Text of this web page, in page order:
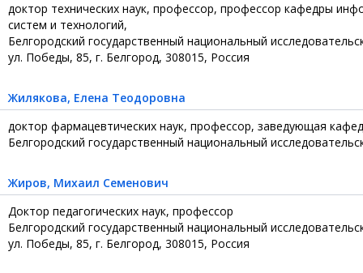
доктор технических наук, профессор, профессор кафедры
систем и технологий,
Белгородский государственный национальный
ул. Победы, 85, г. Белгород, 308015, Россия
Жилякова, Елена Теодоровна
доктор фармацевтических наук, профессор, заведующая
Белгородский государственный национальный
Жиров, Михаил Семенович
Доктор педагогических наук, профессор
Белгородский государственный национальный
ул. Победы, 85, г. Белгород, 308015, Россия